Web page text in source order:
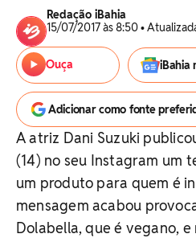
Redação iBahia
15/07/2017 às 8:50 •
Ouça iBahia
Adicionar como fonte
A atriz Dani Suzuki
(14) no seu Instagram um
um produto para quem é
mensagem acabou
Dolabella, que é vegano,